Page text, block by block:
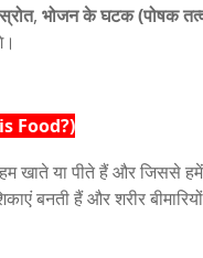
, भोजन के घटक (पोषक
Food?)
खाते या पीते हैं और जिससे
बनती हैं और शरीर